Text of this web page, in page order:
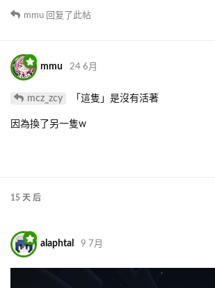
mmu 回复了此帖
mmu 24 6月
mcz_zcy 「這隻」是沒有活著
因為換了另一隻w
15 天 后
alaphtal 9 7月